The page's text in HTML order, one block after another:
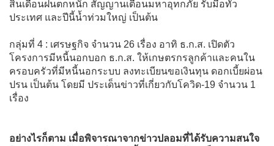
สิ้นเดือนฝนตกหนัก สัญญานเตือนมหาอุทกภัย รับมือทั่ว
ประเทศ และปีนี้น้ำท่วมใหญ่ เป็นต้น
กลุ่มที่ 4 : เศรษฐกิจ จำนวน 26 เรื่อง อาทิ ธ.ก.ส. เปิดตัว
โครงการมีหนี้นอกบอก ธ.ก.ส. ให้เกษตรกรลูกค้าและคนใน
ครอบครัวที่มีหนี้นอกระบบ ลงทะเบียนขอเงินทุน ดอกเบี้ยผ่อน
ปรน เป็นต้น โดยมี ประเด็นข่าวที่เกี่ยวกับโควิด-19 จำนวน 1
เรื่อง
อย่างไรก็ตาม เมื่อพิจารณาจากข่าวปลอมที่ได้รับความสนใจ